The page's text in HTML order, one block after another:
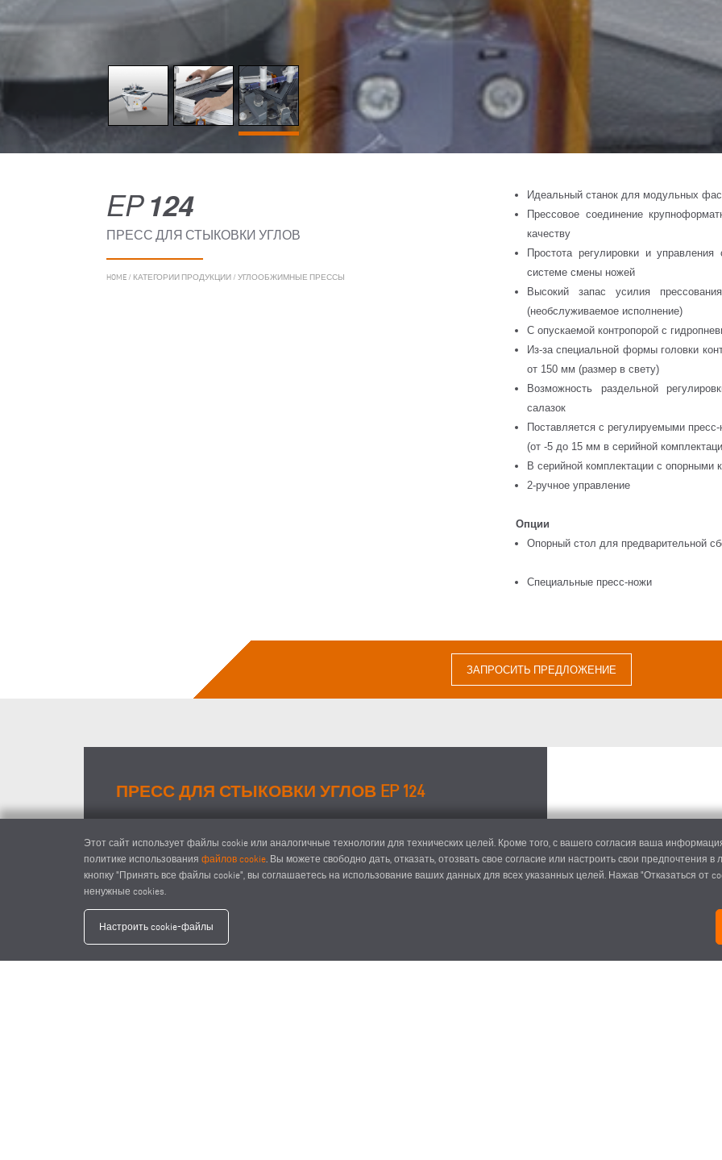
EP124
ПРЕСС ДЛЯ СТЫКОВКИ УГЛОВ
HOME / КАТЕГОРИИ ПРОДУКЦИИ / УГЛООБЖИМНЫЕ ПРЕССЫ
Идеальный станок для модульных
Прессовое соединение
качеству
Простота регулировки и
системе смены ножей
Высокий запас усилия
(необслуживаемое исполнение)
С опускаемой контропорой с
Из-за специальной формы головки
от 150 мм (размер в свету)
Возможность раздельной
салазок
Поставляется с регулируемыми
(от -5 до 15 мм в серийной
В серийной комплектации с опорными
2-ручное управление
Опции
Опорный стол для предварительной
Специальные пресс-ножи
ЗАПРОСИТЬ ПРЕДЛОЖЕНИЕ
ПРЕСС ДЛЯ СТЫКОВКИ УГЛОВ EP 124
Этот сайт использует файлы cookie или аналогичные технологии для технических целей. Кроме того, с вашего согласия ваша
политике использования файлов cookie . Вы можете свободно дать, отказать, отозвать свое согласие или настроить свои
кнопку "Принять все файлы cookie", вы соглашаетесь на использование ваших данных для всех указанных целей. Нажав "Отказаться от
ненужные cookies.
Настроить cookie-файлы